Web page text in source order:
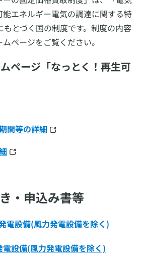
エネルギー電気の調達に関する特
もとづく国の制度です。制度の内容
ページをご覧ください。
ページ「なっとく！再生可
間等の詳細
・申込み書等
電設備(風力発電設備を除く)
設備(風力発電設備を除く)